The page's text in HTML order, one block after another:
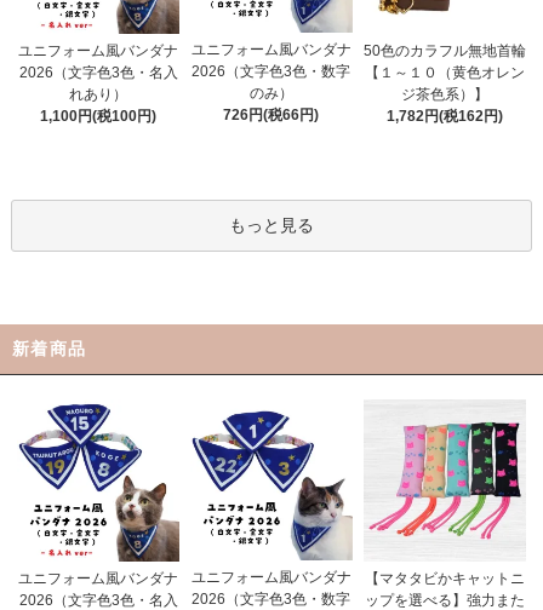
ユニフォーム風バンダナ
2026（文字色3色・名入
れあり）
1,100円(税100円)
ユニフォーム風バンダナ
2026（文字色3色・数字
のみ）
726円(税66円)
50色のカラフル無地首輪
【１～１０（黄色オレン
ジ茶色系）】
1,782円(税162円)
もっと見る
新着商品
ユニフォーム風バンダナ
2026（文字色3色・名入
ユニフォーム風バンダナ
2026（文字色3色・数字
【マタタビかキャットニ
ップを選べる】強力また